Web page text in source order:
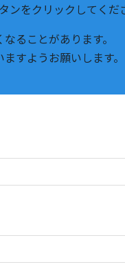
をクリックしてくだ
ることがあります。
すようお願いします。